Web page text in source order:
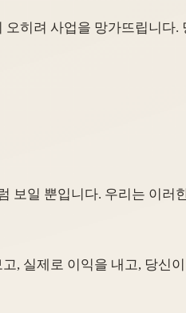
히려 사업을 망가뜨립니다.
보일 뿐입니다. 우리는 이러
, 실제로 이익을 내고, 당신